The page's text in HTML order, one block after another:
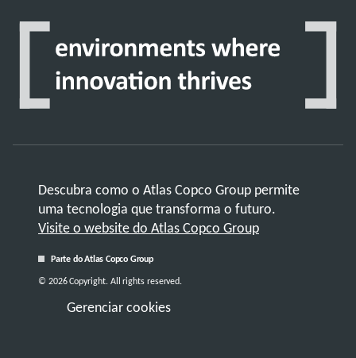
Descubra como o Atlas Copco Group permite
uma tecnologia que transforma o futuro.
Visite o website do Atlas Copco Group
Parte do Atlas Copco Group
Gerenciar cookies
© 2026 Copyright. All rights reserved.